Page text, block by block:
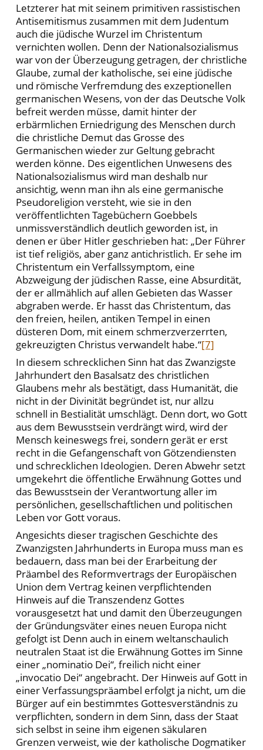
Letzterer hat mit seinem primitiven rassistischen
Antisemitismus zusammen mit dem Judentum
auch die jüdische Wurzel im Christentum
vernichten wollen. Denn der Nationalsozialismus
war von der Überzeugung getragen, der christliche
Glaube, zumal der katholische, sei eine jüdische
und römische Verfremdung des exzeptionellen
germanischen Wesens, von der das Deutsche Volk
befreit werden müsse, damit hinter der
erbärmlichen Erniedrigung des Menschen durch
die christliche Demut das Grosse des
Germanischen wieder zur Geltung gebracht
werden könne. Des eigentlichen Unwesens des
Nationalsozialismus wird man deshalb nur
ansichtig, wenn man ihn als eine germanische
Pseudoreligion versteht, wie sie in den
veröffentlichten Tagebüchern Goebbels
unmissverständlich deutlich geworden ist, in
denen er über Hitler geschrieben hat: „Der Führer
ist tief religiös, aber ganz antichristlich. Er sehe im
Christentum ein Verfallssymptom, eine
Abzweigung der jüdischen Rasse, eine Absurdität,
der er allmählich auf allen Gebieten das Wasser
abgraben werde. Er hasst das Christentum, das
den freien, heilen, antiken Tempel in einen
düsteren Dom, mit einem schmerzverzerrten,
gekreuzigten Christus verwandelt habe.“[7]
In diesem schrecklichen Sinn hat das Zwanzigste
Jahrhundert den Basalsatz des christlichen
Glaubens mehr als bestätigt, dass Humanität, die
nicht in der Divinität begründet ist, nur allzu
schnell in Bestialität umschlägt. Denn dort, wo Gott
aus dem Bewusstsein verdrängt wird, wird der
Mensch keineswegs frei, sondern gerät er erst
recht in die Gefangenschaft von Götzendiensten
und schrecklichen Ideologien. Deren Abwehr setzt
umgekehrt die öffentliche Erwähnung Gottes und
das Bewusstsein der Verantwortung aller im
persönlichen, gesellschaftlichen und politischen
Leben vor Gott voraus.
Angesichts dieser tragischen Geschichte des
Zwanzigsten Jahrhunderts in Europa muss man es
bedauern, dass man bei der Erarbeitung der
Präambel des Reformvertrags der Europäischen
Union dem Vertrag keinen verpflichtenden
Hinweis auf die Transzendenz Gottes
vorausgesetzt hat und damit den Überzeugungen
der Gründungsväter eines neuen Europa nicht
gefolgt ist Denn auch in einem weltanschaulich
neutralen Staat ist die Erwähnung Gottes im Sinne
einer „nominatio Dei“, freilich nicht einer
„invocatio Dei“ angebracht. Der Hinweis auf Gott in
einer Verfassungspräambel erfolgt ja nicht, um die
Bürger auf ein bestimmtes Gottesverständnis zu
verpflichten, sondern in dem Sinn, dass der Staat
sich selbst in seine ihm eigenen säkularen
Grenzen verweist, wie der katholische Dogmatiker